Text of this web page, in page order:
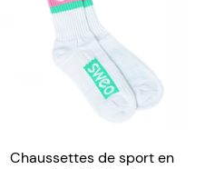
Chaussettes de sport en